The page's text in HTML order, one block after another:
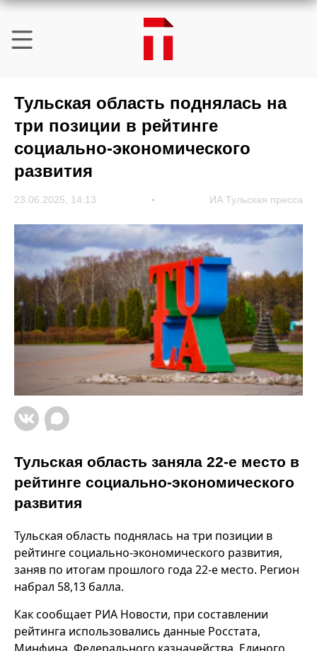
Тульская область поднялась на
три позиции в рейтинге
социально-экономического
развития
23.06.2025, 14:13 ИА Тульская пресса
Тульская область заняла 22-е место в
рейтинге социально-экономического
развития
Тульская область поднялась на три позиции в
рейтинге социально-экономического развития,
заняв по итогам прошлого года 22-е место. Регион
набрал 58,13 балла.
Как сообщает РИА Новости, при составлении
рейтинга использовались данные Росстата,